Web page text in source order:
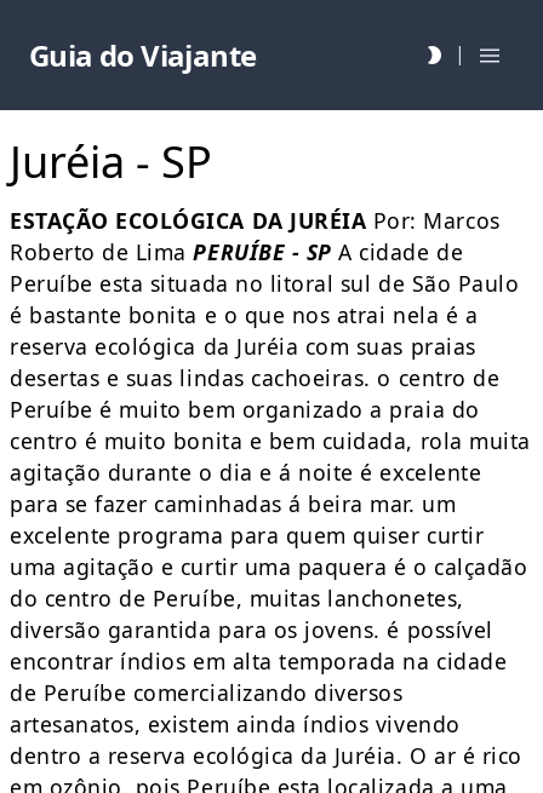
Guia do Viajante |
Juréia - SP
ESTAÇÃO ECOLÓGICA DA JURÉIA Por: Marcos
Roberto de LimaPERUÍBE - SP A cidade de
Peruíbe esta situada no litoral sul de São Paulo
é bastante bonita e o que nos atrai nela é a
reserva ecológica da Juréia com suas praias
desertas e suas lindas cachoeiras. o centro de
Peruíbe é muito bem organizado a praia do
centro é muito bonita e bem cuidada, rola muita
agitação durante o dia e á noite é excelente
para se fazer caminhadas á beira mar. um
excelente programa para quem quiser curtir
uma agitação e curtir uma paquera é o calçadão
do centro de Peruíbe, muitas lanchonetes,
diversão garantida para os jovens. é possível
encontrar índios em alta temporada na cidade
de Peruíbe comercializando diversos
artesanatos, existem ainda índios vivendo
dentro a reserva ecológica da Juréia. O ar é rico